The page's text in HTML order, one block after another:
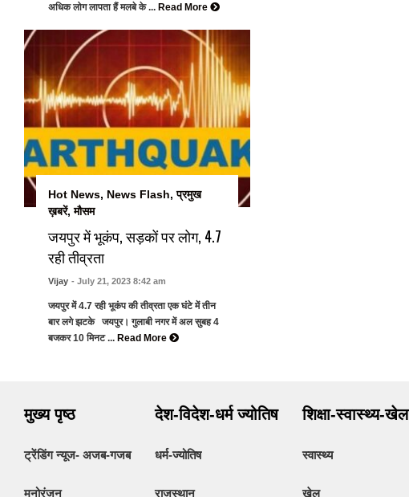
अधिक लोग लापता हैं मलबे के ... Read More
Hot News, News Flash,प्रमुख
ख़बरें,मौसम
जयपुर में भूकंप, सड़कों पर लोग, 4.7
रही तीव्रता
Vijay - July 21, 2023 8:42 am
जयपुर में 4.7 रही भूकंप की तीव्रता एक घंटे में तीन
बार लगे झटके जयपुर। गुलाबी नगर में अल सुबह 4
बजकर 10 मिनट ... Read More
मुख्य पृष्ठ
ट्रेंडिंग न्यूज- अजब-गजब
मनोरंजन
देश-विदेश-धर्म ज्योतिष
धर्म-ज्योतिष
राजस्थान
शिक्षा-स्वास्थ्य-खेल
स्वास्थ्य
खेल